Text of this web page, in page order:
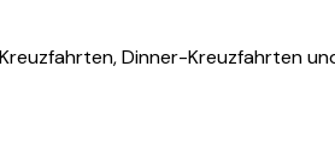
Dinner-Kreuzfahrten